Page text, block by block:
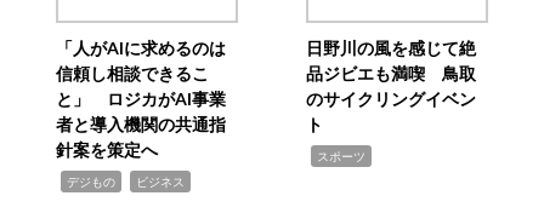
「人がAIに求めるのは
信頼し相談できるこ
と」 ロジカがAI事業
者と導入機関の共通指
針案を策定へ
デジもの ビジネス
日野川の風を感じて絶
品ジビエも満喫 鳥取
のサイクリングイベン
ト
スポーツ